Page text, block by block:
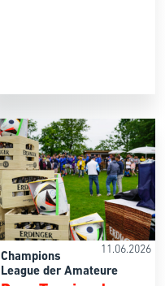
11.06.2026
Champions
League der Amateure